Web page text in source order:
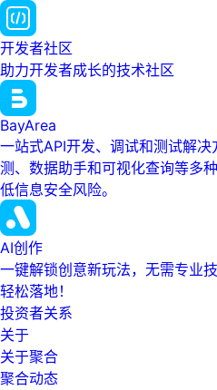
开发者社区
助力开发者成长的技术社区
BayArea
一站式API开发、调试和测试解
测、数据助手和可视化查询等多
低信息安全风险。
AI创作
一键解锁创意新玩法，无需专业
轻松落地！
投资者关系
关于
关于聚合
聚合动态